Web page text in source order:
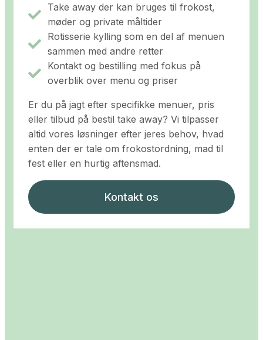
Take away der kan bruges til frokost,
møder og private måltider
Rotisserie kylling som en del af menuen
sammen med andre retter
Kontakt og bestilling med fokus på
overblik over menu og priser
Er du på jagt efter specifikke menuer, pris
eller tilbud på bestil take away? Vi tilpasser
altid vores løsninger efter jeres behov, hvad
enten der er tale om frokostordning, mad til
fest eller en hurtig aftensmad.
Kontakt os